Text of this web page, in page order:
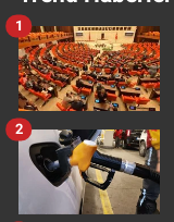
1
2